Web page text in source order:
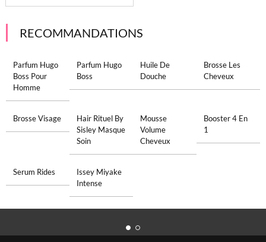
RECOMMANDATIONS
Parfum Hugo
Boss Pour
Homme
Parfum Hugo
Boss
Huile De
Douche
Brosse Les
Cheveux
Brosse Visage
Hair Rituel By
Sisley Masque
Soin
Mousse
Volume
Cheveux
Booster 4 En
1
Serum Rides
Issey Miyake
Intense